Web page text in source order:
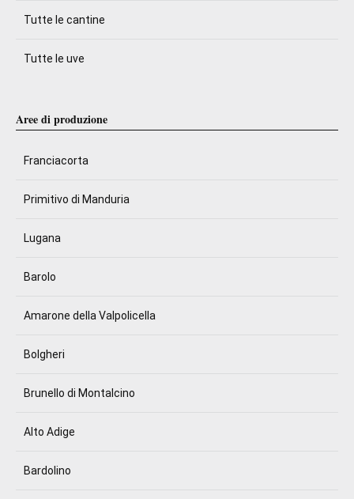
Tutte le cantine
Tutte le uve
Aree di produzione
Franciacorta
Primitivo di Manduria
Lugana
Barolo
Amarone della Valpolicella
Bolgheri
Brunello di Montalcino
Alto Adige
Bardolino